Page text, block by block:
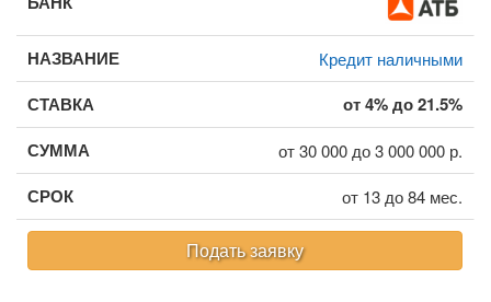
Кредит наличными
от 4% до 21.5%
от 30 000 до 3 000 000 р.
от 13 до 84 мес.
Подать заявку